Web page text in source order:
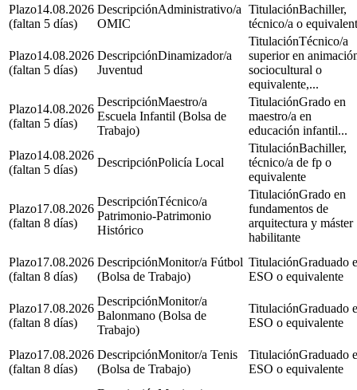
14.08.2026
(faltan 5 días)
Administrativo/a
OMIC
Bachiller,
técnico/a o
14.08.2026
(faltan 5 días)
Dinamizador/a
Juventud
Técnico/a
superior en
sociocultural o
equivalente,...
14.08.2026
(faltan 5 días)
Maestro/a
Escuela Infantil (Bolsa de
Trabajo)
Grado en
maestro/a en
educación infantil...
14.08.2026
(faltan 5 días)
Policía Local
Bachiller,
técnico/a de fp o
equivalente
17.08.2026
(faltan 8 días)
Técnico/a
Patrimonio-Patrimonio
Histórico
Grado en
fundamentos de
arquitectura y máster
habilitante
17.08.2026
(faltan 8 días)
Monitor/a Fútbol
(Bolsa de Trabajo)
Graduado
ESO o equivalente
17.08.2026
(faltan 8 días)
Monitor/a
Balonmano (Bolsa de
Trabajo)
Graduado
ESO o equivalente
17.08.2026
(faltan 8 días)
Monitor/a Tenis
(Bolsa de Trabajo)
Graduado
ESO o equivalente